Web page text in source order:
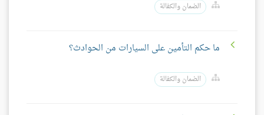
الضمان والكفالة
ما حكم التأمين على السيارات من الحوادث؟
الضمان والكفالة